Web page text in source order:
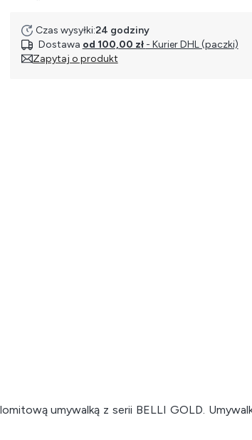
Czas wysyłki:24 godziny
Dostawa od 100,00 zł - Kurier DHL (paczki)
Zapytaj o produkt
umywalką z serii BELLI GOLD.